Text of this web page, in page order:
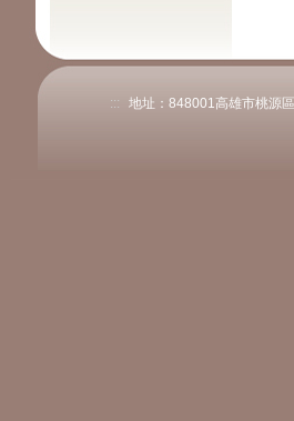
:::
地址：848001高雄市桃源